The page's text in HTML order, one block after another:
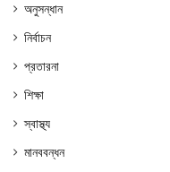
অনুসন্ধান
নির্বাচন
প্রতারনা
শিক্ষা
স্বাস্থ্য
মানববন্ধন